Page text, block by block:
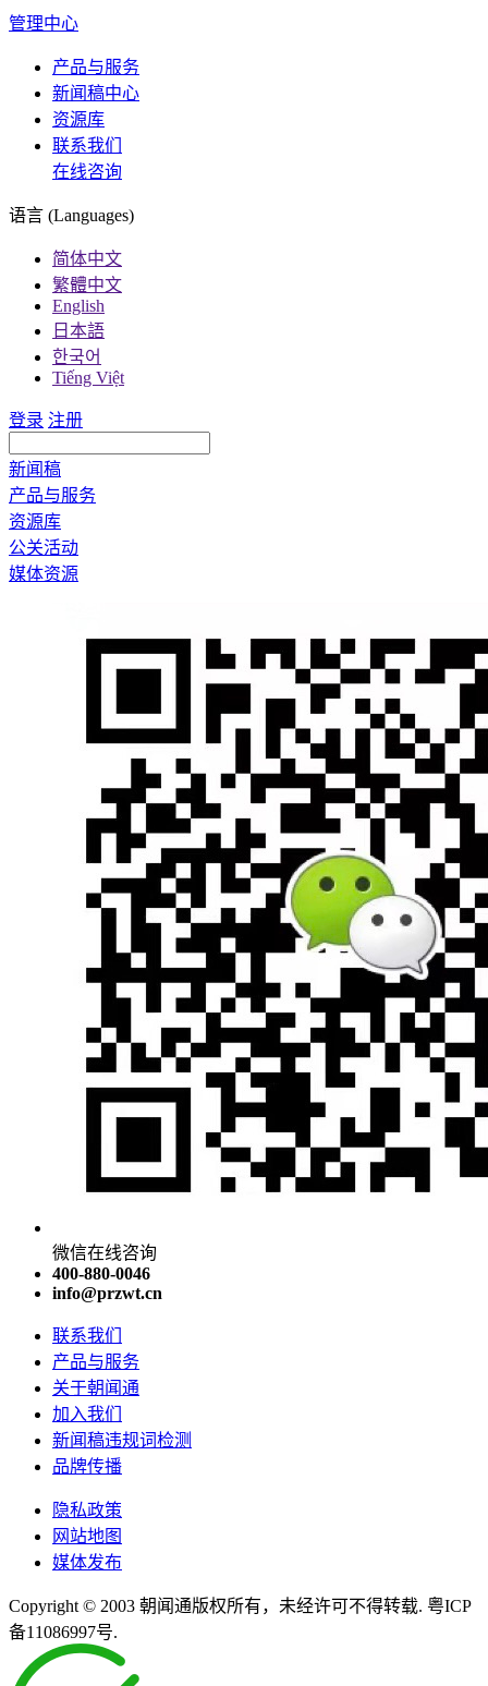
管理中心
产品与服务
新闻稿中心
资源库
联系我们
在线咨询
语言 (Languages)
简体中文
繁體中文
English
日本語
한국어
Tiếng Việt
登录 注册
新闻稿
产品与服务
资源库
公关活动
媒体资源
微信在线咨询
400-880-0046
info@przwt.cn
联系我们
产品与服务
关于朝闻通
加入我们
新闻稿违规词检测
品牌传播
隐私政策
网站地图
媒体发布
Copyright © 2003 朝闻通版权所有，未经许可不得转载. 粤ICP
备11086997号.